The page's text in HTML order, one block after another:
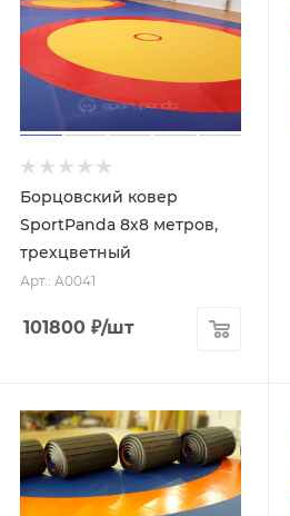
Борцовский ковер
SportPanda 8х8 метров,
трехцветный
Арт.: A0041
101800₽/шт